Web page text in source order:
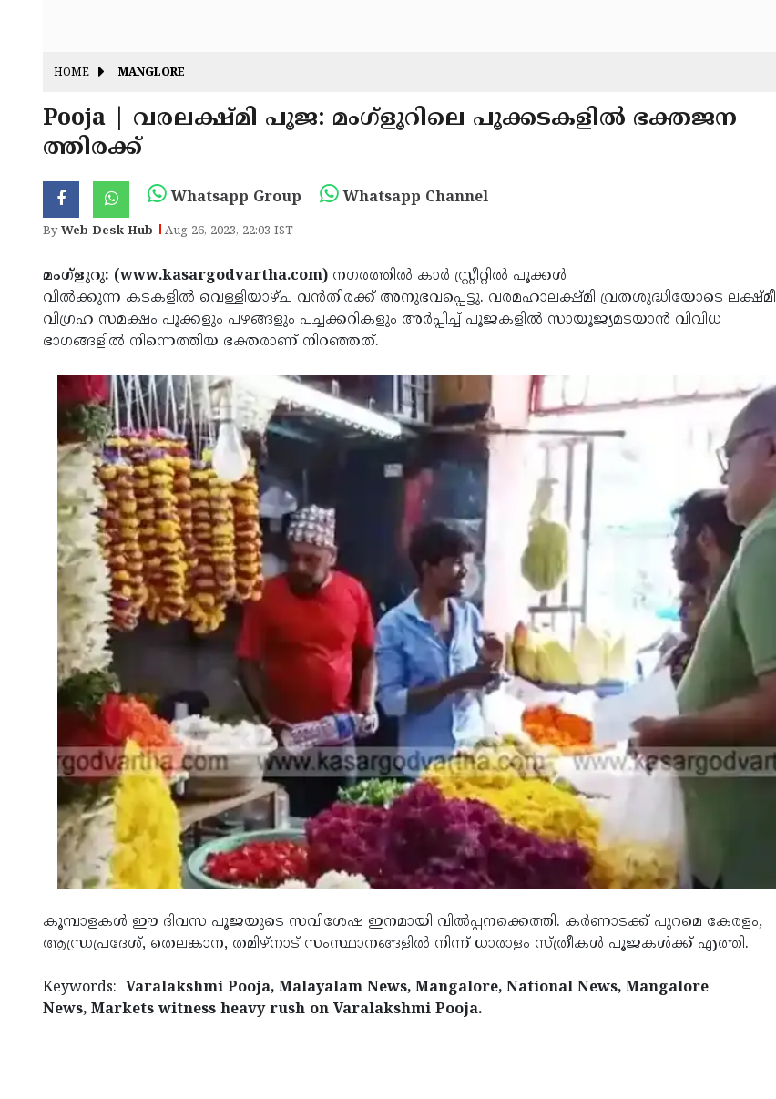
HOME MANGLORE
Pooja | വരലക്ഷ്മി പൂജ: മംഗ്‌ളൂറിലെ പൂക്കടകളില്‍ ഭക്തജന
ത്തിരക്ക്
Whatsapp Group Whatsapp Channel
ByWeb Desk Hub Aug 26, 2023, 22:03 IST
മംഗ്‌ളുറു: (www.kasargodvartha.com) നഗരത്തില്‍ കാര്‍ സ്റ്റ്രീറ്റില്‍ പൂക്കള്‍
വില്‍ക്കുന്ന കടകളില്‍ വെള്ളിയാഴ്ച വന്‍തിരക്ക് അനുഭവപ്പെട്ടു. വരമഹാലക്ഷ്മി വ്രതശുദ്ധിയോടെ ലക്ഷ്മീ
വിഗ്രഹ സമക്ഷം പൂക്കളും പഴങ്ങളും പച്ചക്കറികളും അര്‍പ്പിച്ച് പൂജകളില്‍ സായൂജ്യമടയാന്‍ വിവിധ
ഭാഗങ്ങളില്‍ നിന്നെത്തിയ ഭക്തരാണ് നിറഞ്ഞത്.
കൂമ്പാളകള്‍ ഈ ദിവസ പൂജയുടെ സവിശേഷ ഇനമായി വില്‍പ്പനക്കെത്തി. കര്‍ണാടക്ക് പുറമെ കേരളം,
ആന്ധ്രപ്രദേശ്, തെലങ്കാന, തമിഴ്‌നാട് സംസ്ഥാനങ്ങളില്‍ നിന്ന് ധാരാളം സ്ത്രീകള്‍ പൂജകള്‍ക്ക് എത്തി.
Keywords: Varalakshmi Pooja, Malayalam News, Mangalore, National News, Mangalore
News, Markets witness heavy rush on Varalakshmi Pooja.